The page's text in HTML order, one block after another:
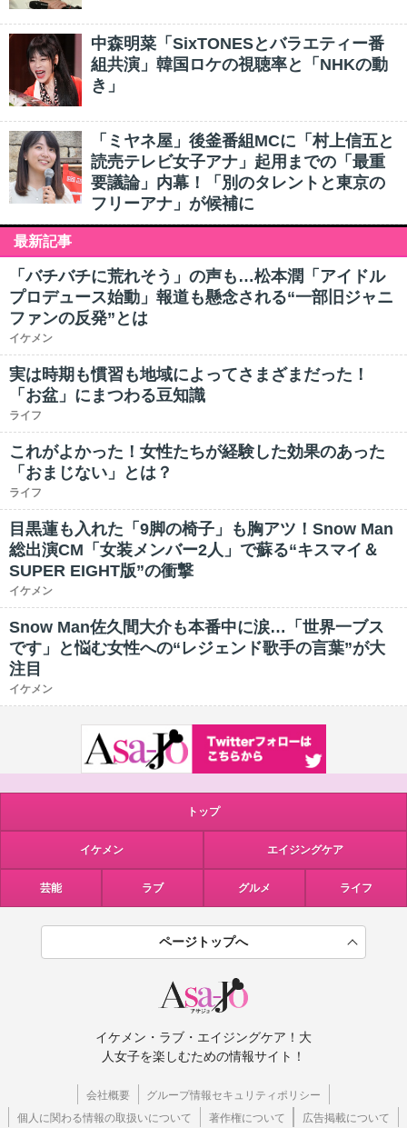
中森明菜「SixTONESとバラエティー番
組共演」韓国ロケの視聴率と「NHKの動
き」
「ミヤネ屋」後釜番組MCに「村上信五と
読売テレビ女子アナ」起用までの「最重
要議論」内幕！「別のタレントと東京の
フリーアナ」が候補に
最新記事
「バチバチに荒れそう」の声も…松本潤「アイドル
プロデュース始動」報道も懸念される“一部旧ジャニ
ファンの反発”とは
イケメン
実は時期も慣習も地域によってさまざまだった！
「お盆」にまつわる豆知識
ライフ
これがよかった！女性たちが経験した効果のあった
「おまじない」とは？
ライフ
目黒蓮も入れた「9脚の椅子」も胸アツ！Snow Man
総出演CM「女装メンバー2人」で蘇る“キスマイ＆
SUPER EIGHT版”の衝撃
イケメン
Snow Man佐久間大介も本番中に涙…「世界一ブス
です」と悩む女性への“レジェンド歌手の言葉”が大
注目
イケメン
トップ
イケメン エイジングケア
芸能 ラブ グルメ ライフ
ページトップへ
イケメン・ラブ・エイジングケア！大
人女子を楽しむための情報サイト！
会社概要
グループ情報セキュリティポリシー
個人に関わる情報の取扱いについて
著作権について 広告掲載について